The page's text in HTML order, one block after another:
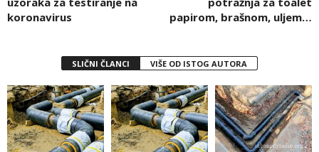
koronavirus
papirom, brašnom, uljem…
SLIČNI ČLANCI VIŠE OD ISTOG AUTORA